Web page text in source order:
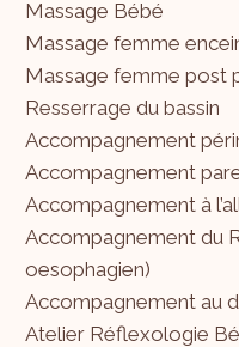
Massage Bébé
Massage femme
Massage femme post
Resserrage du bassin
Accompagnement
Accompagnement
Accompagnement à
Accompagnement du
oesophagien)
Accompagnement au
Atelier Réflexologie